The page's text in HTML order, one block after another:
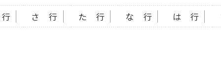
さ 行 た 行 な 行 は 行